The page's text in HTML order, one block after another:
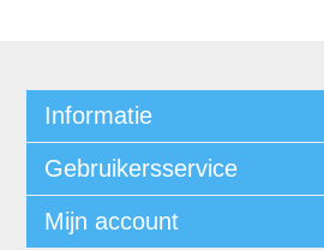
Informatie
Gebruikersservice
Mijn account